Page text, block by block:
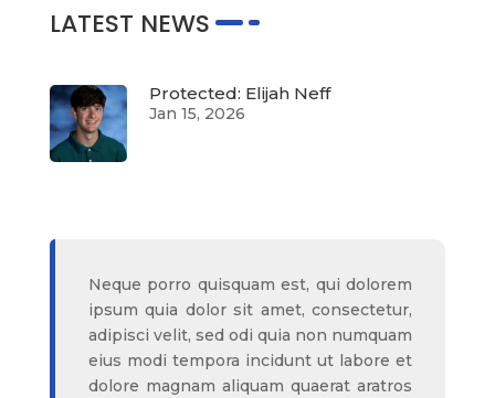
LATEST NEWS
Protected: Elijah Neff
Jan 15, 2026
Neque porro quisquam est, qui dolorem
ipsum quia dolor sit amet, consectetur,
adipisci velit, sed odi quia non numquam
eius modi tempora incidunt ut labore et
dolore magnam aliquam quaerat aratros